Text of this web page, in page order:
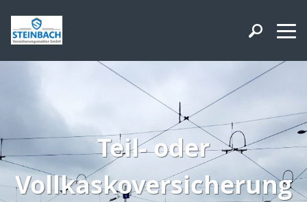
Teil- oder
Vollkaskoversicherung